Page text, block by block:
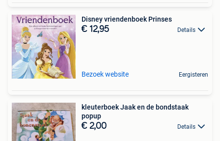
Disney vriendenboek Prinses
€ 12,95 Details
Bezoek website Eergisteren
kleuterboek Jaak en de bondstaak
popup
€ 2,00 Details